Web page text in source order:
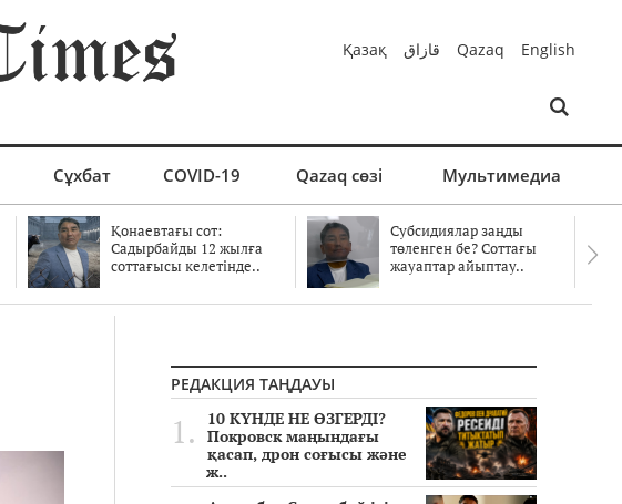
Қазақ قازاق Qazaq English
Сұхбат COVID-19 Qazaq сөзі Мультимедиа
Қонаевтағы сот:
Садырбайды 12 жылға
соттағысы келетінде..
Субсидиялар заңды
төленген бе? Соттағы
жауаптар айыптау..
РЕДАКЦИЯ ТАҢДАУЫ
10 КҮНДЕ НЕ ӨЗГЕРДІ?
Покровск маңындағы
қасап, дрон соғысы және
ж..